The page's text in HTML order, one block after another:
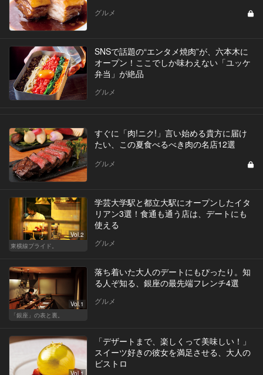
グルメ
SNSで話題の“エンタメ焼肉”が、六本木に
オープン！ここでしか味わえない「ユッケ
弁当」が絶品
グルメ
すぐに「肉!ニク!」言い始める貴方に届け
たい、この夏食べるべき肉の名店12選
グルメ
Vol.2
東横線プライド。
学芸大学駅と都立大駅にオープンしたイタ
リアン3選！食通も通う店は、デートにも
使える
グルメ
Vol.1
「銀座」の表と裏。
落ち着いた大人のデートにもぴったり。知
る人ぞ知る、銀座の最先端フレンチ4選
グルメ
「デザートまで、楽しくって美味しい！」
スイーツ好きの彼女を満足させる、大人の
ビストロ